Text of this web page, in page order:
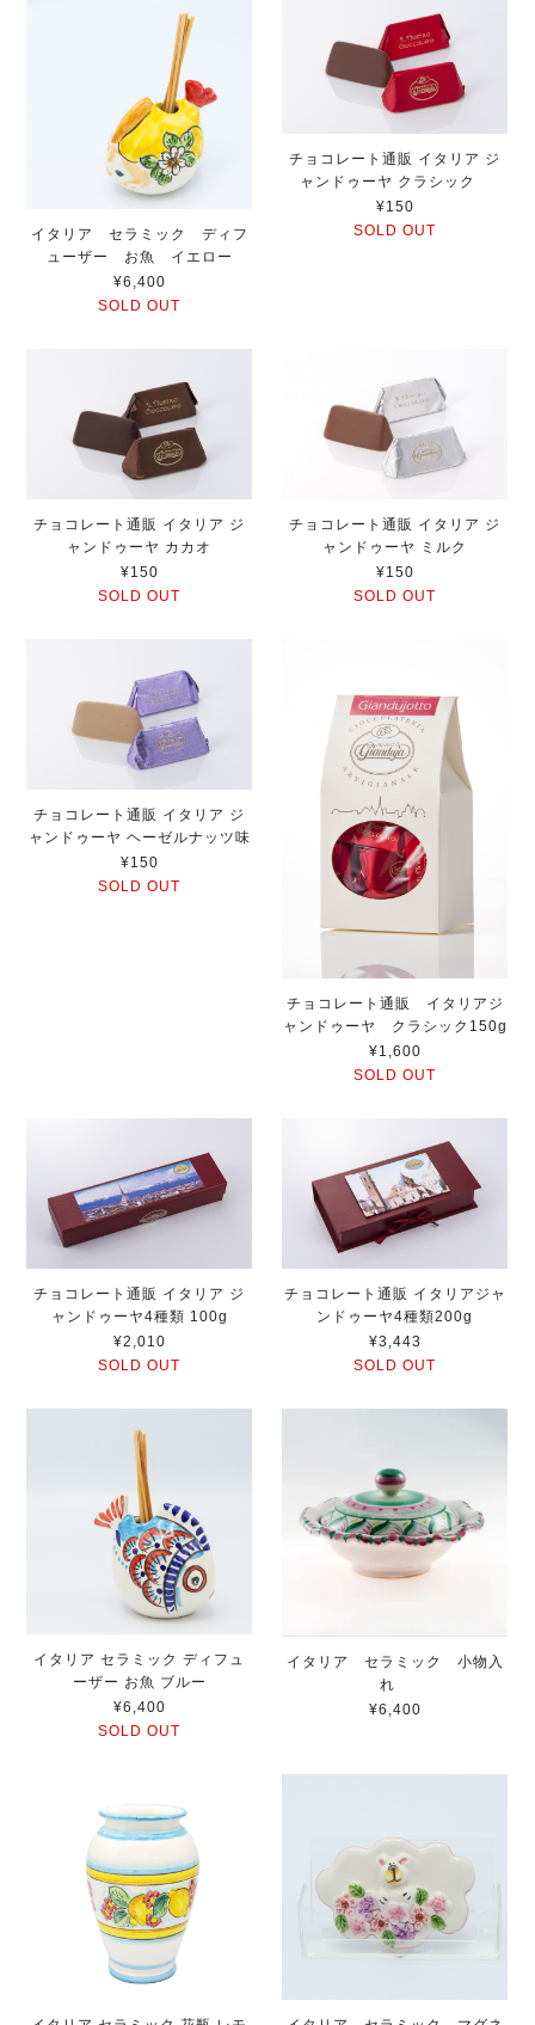
イタリア セラミック ディフ
ューザー お魚 イエロー
¥6,400
SOLD OUT
チョコレート通販 イタリア ジ
ャンドゥーヤ クラシック
¥150
SOLD OUT
チョコレート通販 イタリア ジ
ャンドゥーヤ カカオ
¥150
SOLD OUT
チョコレート通販 イタリア ジ
ャンドゥーヤ ミルク
¥150
SOLD OUT
チョコレート通販 イタリア ジ
ャンドゥーヤ ヘーゼルナッツ味
¥150
SOLD OUT
チョコレート通販 イタリアジ
ャンドゥーヤ クラシック150g
¥1,600
SOLD OUT
チョコレート通販 イタリア ジ
ャンドゥーヤ4種類 100g
¥2,010
SOLD OUT
チョコレート通販 イタリアジャ
ンドゥーヤ4種類200g
¥3,443
SOLD OUT
イタリア セラミック ディフュ
ーザー お魚 ブルー
¥6,400
SOLD OUT
イタリア セラミック 小物入
れ
¥6,400